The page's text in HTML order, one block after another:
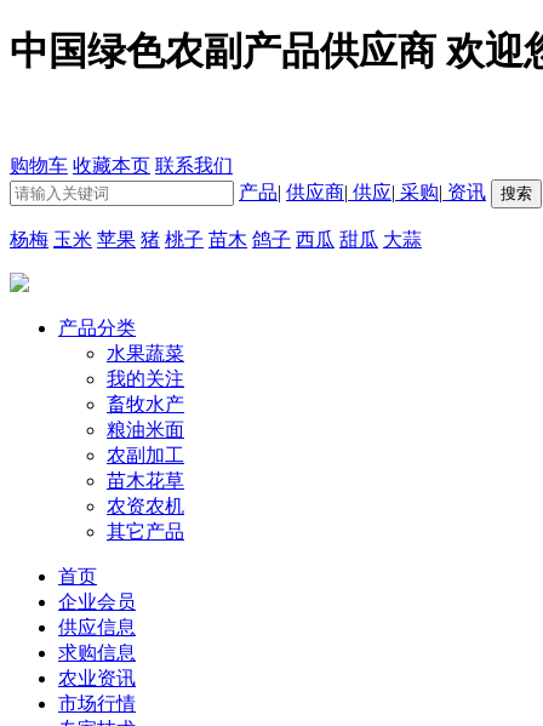
中国绿色农副产品供应商 欢迎
购物车 收藏本页 联系我们
产品| 供应商| 供应| 采购| 资讯
杨梅 玉米 苹果 猪 桃子 苗木 鸽子 西瓜 甜瓜 大蒜
产品分类
水果蔬菜
我的关注
畜牧水产
粮油米面
农副加工
苗木花草
农资农机
其它产品
首页
企业会员
供应信息
求购信息
农业资讯
市场行情